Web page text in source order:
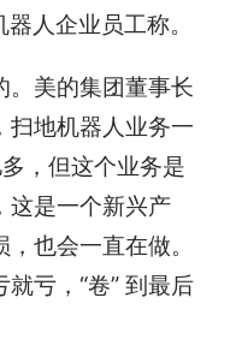
人企业员工称。
。美的集团董事长
扫地机器人业务一
，但这个业务是
这是一个新兴产
也会一直在做。
亏，“卷” 到最后